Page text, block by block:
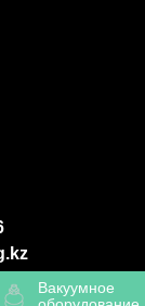
Вакуумное